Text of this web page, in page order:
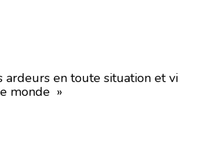
ardeurs en toute situation et vi
monde »